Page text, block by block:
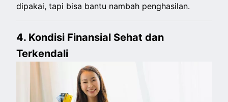
dipakai, tapi bisa bantu nambah penghasilan.
4. Kondisi Finansial Sehat dan
Terkendali